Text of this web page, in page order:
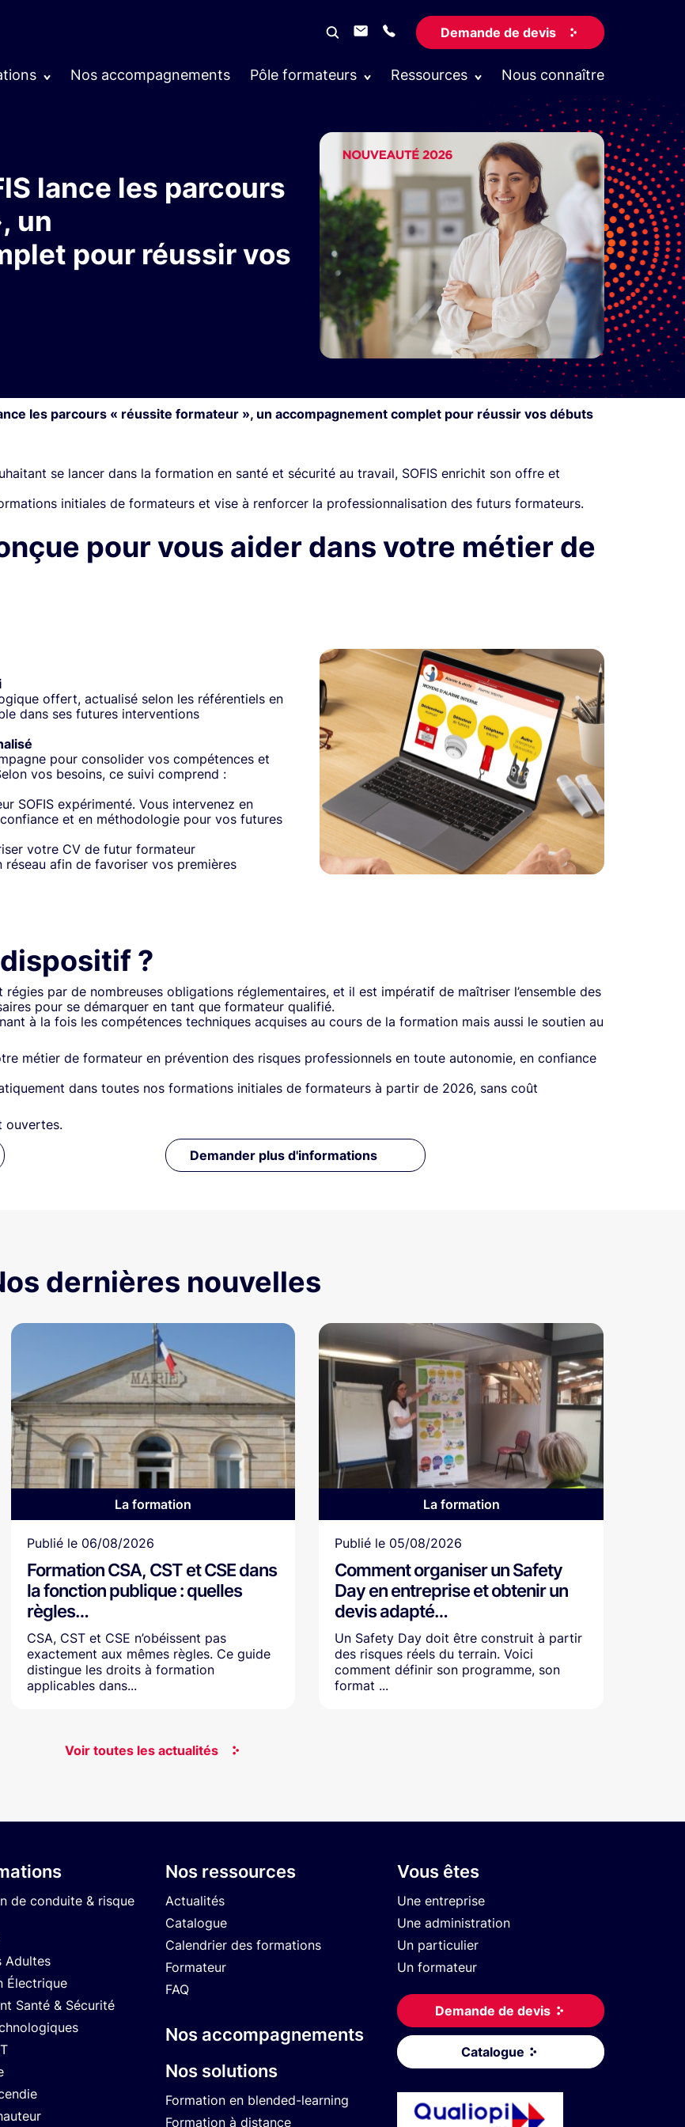
Demande de devis
Nos accompagnements Pôle formateurs Nous connaître
Ressources
lance les parcours
un
pour réussir vos
les parcours « réussite formateur », un accompagnement complet pour réussir vos débuts
se lancer dans la formation en santé et sécurité au travail, SOFIS enrichit son offre et
initiales de formateurs et vise à renforcer la professionnalisation des futurs formateurs.
pour vous aider dans votre métier de
offert, actualisé selon les référentiels en
dans ses futures interventions
pour consolider vos compétences et
vos besoins, ce suivi comprend :
SOFIS expérimenté. Vous intervenez en
et en méthodologie pour vos futures
votre CV de futur formateur
réseau afin de favoriser vos premières
?
par de nombreuses obligations réglementaires, et il est impératif de maîtriser l’ensemble des
pour se démarquer en tant que formateur qualifié.
à la fois les compétences techniques acquises au cours de la formation mais aussi le soutien au
métier de formateur en prévention des risques professionnels en toute autonomie, en confiance
dans toutes nos formations initiales de formateurs à partir de 2026, sans coût
ouvertes.
Demander plus d'informations
dernières nouvelles
La formation
Article
Publié le 06/08/2026
Formation CSA, CST et CSE dans
la fonction publique : quelles
règles…
CSA, CST et CSE n’obéissent pas
exactement aux mêmes règles. Ce guide
distingue les droits à formation
applicables dans...
La formation
Article
Publié le 05/08/2026
Comment organiser un Safety
Day en entreprise et obtenir un
devis adapté…
Un Safety Day doit être construit à partir
des risques réels du terrain. Voici
comment définir son programme, son
format ...
Voir toutes les actualités
de conduite & risque
Adultes
Électrique
Santé & Sécurité
Nos ressources
Actualités
Catalogue
Calendrier des formations
Formateur
FAQ
Nos accompagnements
Nos solutions
Formation en blended-learning
Formation à distance
Vous êtes
Une entreprise
Une administration
Un particulier
Un formateur
Demande de devis
Catalogue